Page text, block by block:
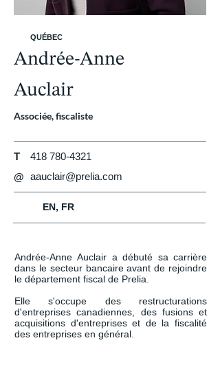
QUÉBEC
Andrée-Anne
Auclair
Associée, fiscaliste
T
418 780-4321
@ aauclair@prelia.com
EN, FR
Andrée-Anne Auclair a débuté sa carrière
dans le secteur bancaire avant de rejoindre
le département fiscal de Prelia.
Elle s'occupe des restructurations
d'entreprises canadiennes, des fusions et
acquisitions d'entreprises et de la fiscalité
des entreprises en général.